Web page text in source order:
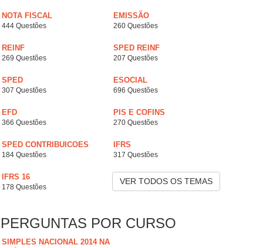
NOTA FISCAL
444 Questões
EMISSÃO
260 Questões
REINF
269 Questões
SPED REINF
207 Questões
SPED
307 Questões
ESOCIAL
696 Questões
EFD
366 Questões
PIS E COFINS
270 Questões
SPED CONTRIBUICOES
184 Questões
IFRS
317 Questões
IFRS 16
178 Questões
VER TODOS OS TEMAS
PERGUNTAS POR CURSO
SIMPLES NACIONAL 2014 NA